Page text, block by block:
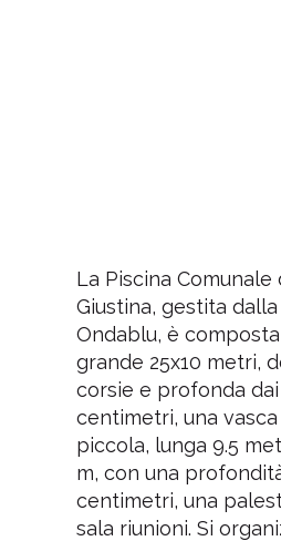
La Piscina Comunale
Giustina, gestita
Ondablu, è
grande 25x10 metri,
corsie e profonda dai
centimetri, una
piccola, lunga 9.5
m, con una
centimetri, una
sala riunioni. Si